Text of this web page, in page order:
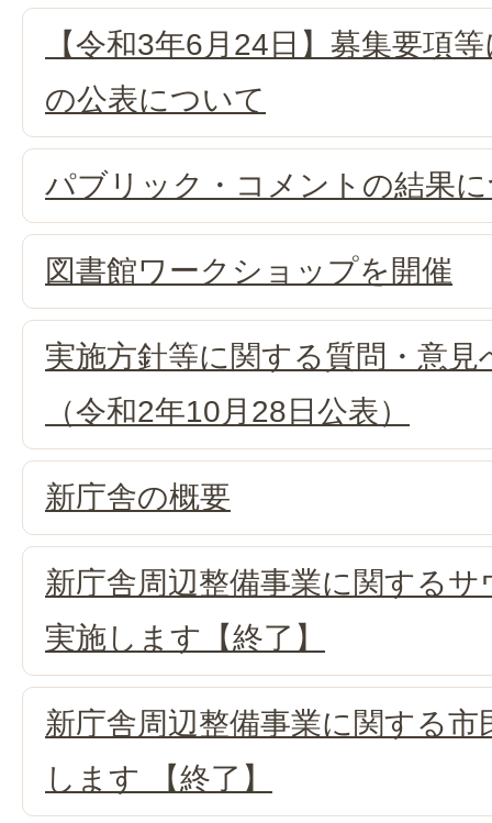
【令和3年6月24日】募集要項
の公表について
パブリック・コメントの結果
図書館ワークショップを開催
実施方針等に関する質問・意
（令和2年10月28日公表）
新庁舎の概要
新庁舎周辺整備事業に関する
実施します【終了】
新庁舎周辺整備事業に関する
します 【終了】